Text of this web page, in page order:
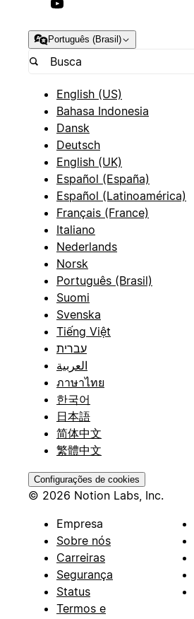
Português (Brasil)
English (US)
Bahasa Indonesia
Dansk
Deutsch
English (UK)
Español (España)
Español (Latinoamérica)
Français (France)
Italiano
Nederlands
Norsk
Português (Brasil)
Suomi
Svenska
Tiếng Việt
עברית
العربية
ภาษาไทย
한국어
日本語
简体中文
繁體中文
Configurações de cookies
© 2026 Notion Labs, Inc.
Empresa
Sobre nós
Carreiras
Segurança
Status
Termos e